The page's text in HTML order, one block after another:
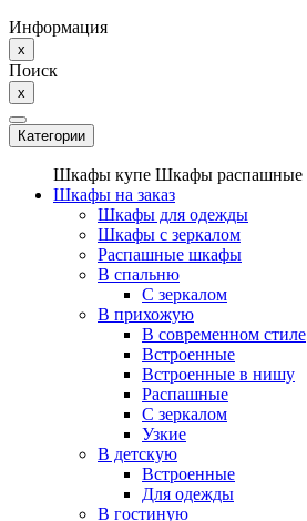
Информация
x
Поиск
x
Категории
Шкафы купе Шкафы распашные
Шкафы на заказ
Шкафы для одежды
Шкафы с зеркалом
Распашные шкафы
В спальню
С зеркалом
В прихожую
В современном стиле
Встроенные
Встроенные в нишу
Распашные
С зеркалом
Узкие
В детскую
Встроенные
Для одежды
В гостиную